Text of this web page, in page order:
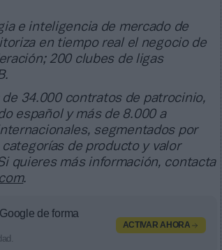
e inteligencia de mercado de
en tiempo real el negocio de
200 clubes de ligas
34.000 contratos de patrocinio,
español y más de 8.000 a
segmentados por
de producto y valor
quieres más información, contacta
.
de forma
ACTIVAR AHORA